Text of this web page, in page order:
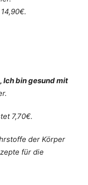
Ich bin gesund mit
7,70€.
der Körper
für die